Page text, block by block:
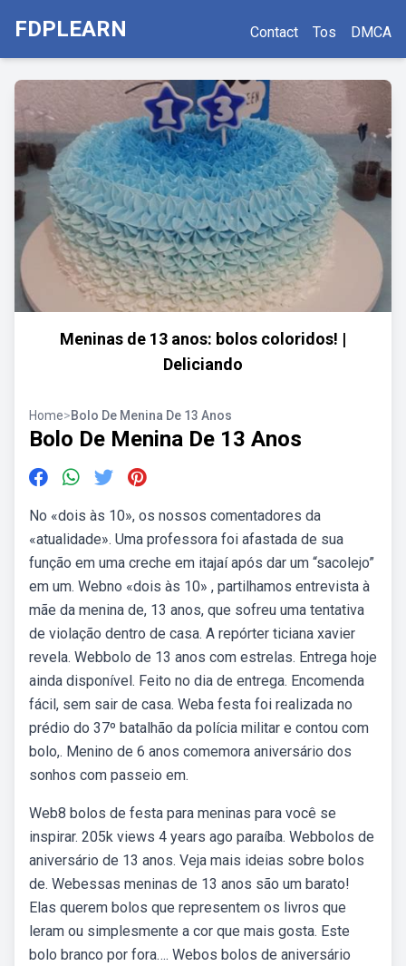
FDPLEARN Contact Tos DMCA
Meninas de 13 anos: bolos coloridos! |
Deliciando
Home>Bolo De Menina De 13 Anos
Bolo De Menina De 13 Anos
No «dois às 10», os nossos comentadores da
«atualidade». Uma professora foi afastada de sua
função em uma creche em itajaí após dar um “sacolejo”
em um. Webno «dois às 10» , partilhamos entrevista à
mãe da menina de, 13 anos, que sofreu uma tentativa
de violação dentro de casa. A repórter ticiana xavier
revela. Webbolo de 13 anos com estrelas. Entrega hoje
ainda disponível. Feito no dia de entrega. Encomenda
fácil, sem sair de casa. Weba festa foi realizada no
prédio do 37º batalhão da polícia militar e contou com
bolo,. Menino de 6 anos comemora aniversário dos
sonhos com passeio em.
Web8 bolos de festa para meninas para você se
inspirar. 205k views 4 years ago paraíba. Webbolos de
aniversário de 13 anos. Veja mais ideias sobre bolos
de. Webessas meninas de 13 anos são um barato!
Elas querem bolos que representem os livros que
leram ou simplesmente a cor que mais gosta. Este
bolo branco por fora…. Webos bolos de aniversário